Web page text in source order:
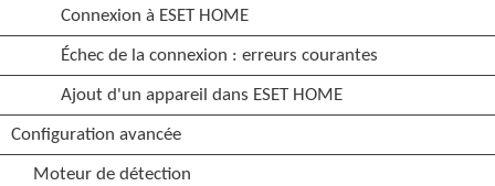
Connexion à ESET HOME
Échec de la connexion : erreurs courantes
Ajout d'un appareil dans ESET HOME
Configuration avancée
Moteur de détection